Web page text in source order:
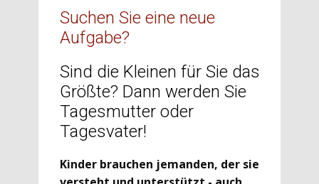
Suchen Sie eine neue
Aufgabe?
Sind die Kleinen für Sie das
Größte? Dann werden Sie
Tagesmutter oder
Tagesvater!
Kinder brauchen jemanden, der sie